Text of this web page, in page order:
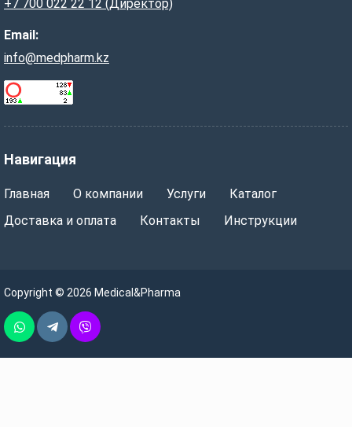
Навигация
Главная О компании Услуги
Каталог
Доставка и оплата
Контакты Инструкции
+7 700 022 22 12 (Директор)
Email:
info@medpharm.kz
Copyright © 2026 Medical&Pharma
WhatsappTelegramVber